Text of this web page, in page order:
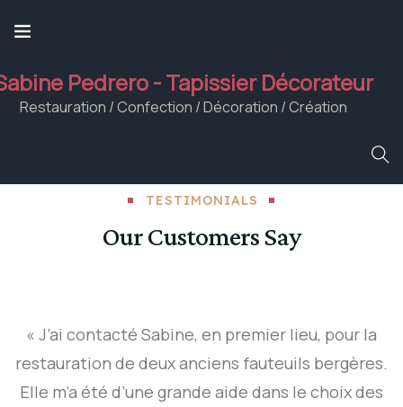
Pedrero - Tapissier Décorateur
Restauration / Confection / Décoration / Création
TESTIMONIALS
Our Customers Say
« J’ai contacté Sabine, en premier lieu, pour la
restauration de deux anciens fauteuils bergères.
Elle m’a été d’une grande aide dans le choix des